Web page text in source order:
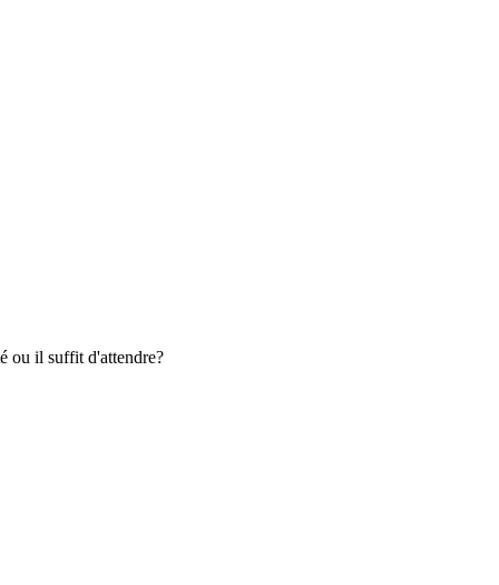
ou il suffit d'attendre?